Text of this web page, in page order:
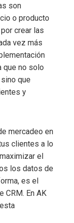
son
o producto
crear las
vez más
que no solo
que
y
mercadeo en
clientes a lo
el
los datos de
es el
CRM. En AK